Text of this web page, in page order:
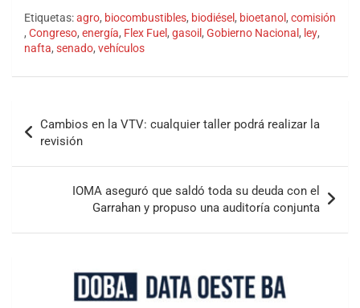
Etiquetas:agro, biocombustibles, biodiésel, bioetanol, comisión
, Congreso, energía, Flex Fuel, gasoil, Gobierno Nacional , ley,
nafta, senado, vehículos
Cambios en la VTV: cualquier taller podrá realizar la
revisión
IOMA aseguró que saldó toda su deuda con el
Garrahan y propuso una auditoría conjunta